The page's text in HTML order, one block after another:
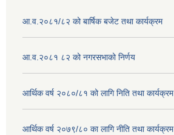
आ.व.२०८१/८२ को बार्षिक बजेट तथा कार्यक्रम
आ.व.२०८१ ८२ को नगरसभाको निर्णय
आर्थिक वर्ष २०८०/८१ को लागि निति तथा कार्यक्रम
आर्थिक वर्ष २०७९/८० का लागि नीति तथा कार्यक्रम